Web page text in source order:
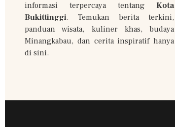
informasi terpercaya tentang Kota
Bukittinggi. Temukan berita terkini,
panduan wisata, kuliner khas, budaya
Minangkabau, dan cerita inspiratif hanya
di sini.